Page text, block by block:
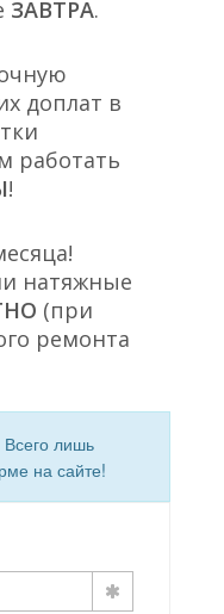
ЗАВТРА.
доплат в
работать
!
натяжные
(при
ремонта
Всего лишь
на сайте!